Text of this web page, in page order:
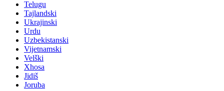
Telugu
Tajlandski
Ukrajinski
Urdu
Uzbekistanski
Vijetnamski
Velški
Xhosa
Jidiš
Joruba